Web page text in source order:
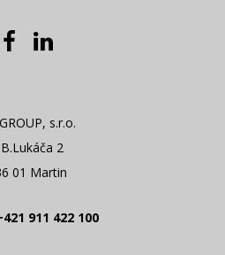
s.r.o.
2
01 Martin
911 422 100